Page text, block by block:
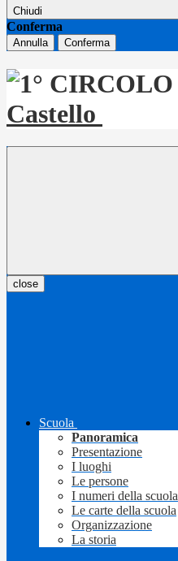
Chiudi
Conferma
Annulla Conferma
Castello
close
Scuola
Panoramica
Presentazione
I luoghi
Le persone
I numeri della scuola
Le carte della scuola
Organizzazione
La storia